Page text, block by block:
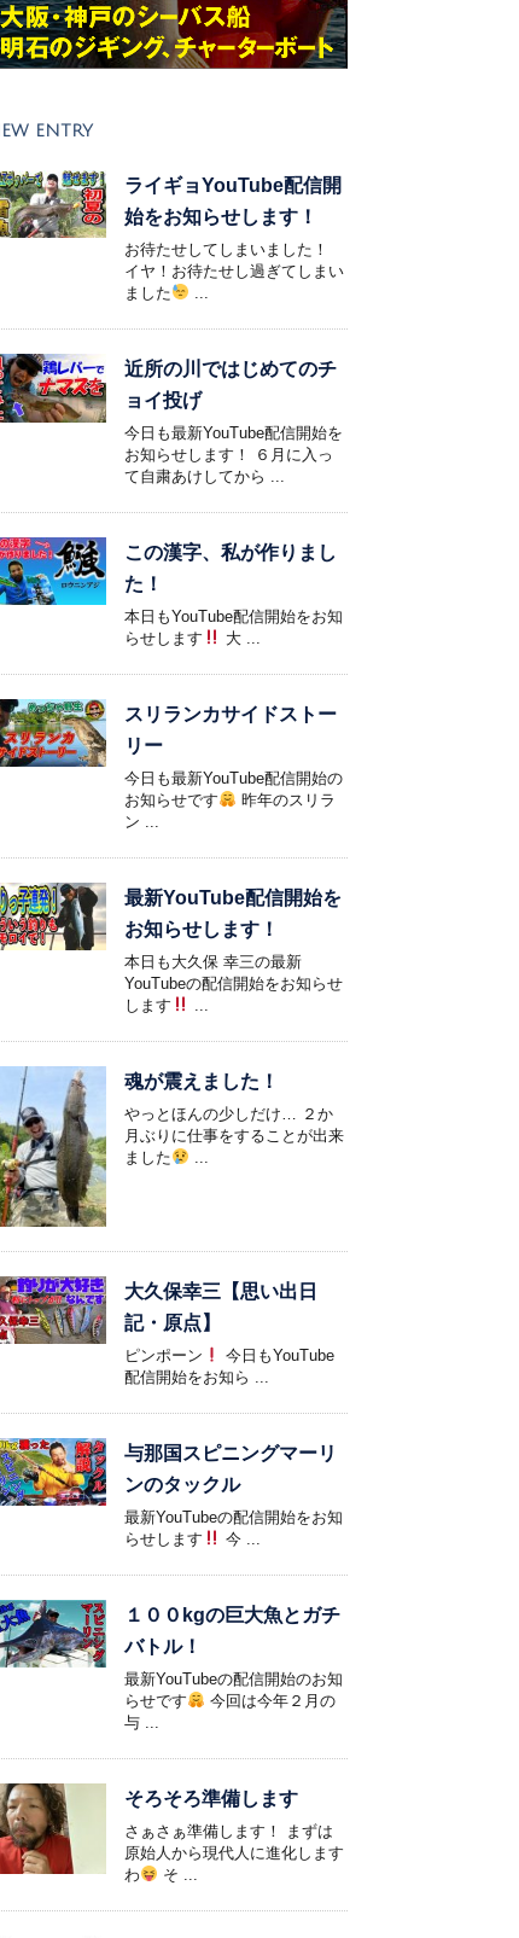
ENTRY
ライギョYouTube配信開
始をお知らせします！
お待たせしてしまいました！
イヤ！お待たせし過ぎてしまい
ました
...
近所の川ではじめてのチ
ョイ投げ
今日も最新YouTube配信開始を
お知らせします！ ６月に入っ
て自粛あけしてから ...
この漢字、私が作りまし
た！
本日もYouTube配信開始をお知
らせします
大 ...
スリランカサイドストー
リー
今日も最新YouTube配信開始の
お知らせです
昨年のスリラ
ン ...
最新YouTube配信開始を
お知らせします！
本日も大久保 幸三の最新
YouTubeの配信開始をお知らせ
します
...
魂が震えました！
やっとほんの少しだけ… ２か
月ぶりに仕事をすることが出来
ました
...
大久保幸三【思い出日
記・原点】
ピンポーン
今日もYouTube
配信開始をお知ら ...
与那国スピニングマーリ
ンのタックル
最新YouTubeの配信開始をお知
らせします
今 ...
１００kgの巨大魚とガチ
バトル！
最新YouTubeの配信開始のお知
らせです
今回は今年２月の
与 ...
そろそろ準備します
さぁさぁ準備します！ まずは
原始人から現代人に進化します
わ
そ ...